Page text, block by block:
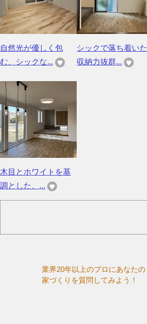
自然光が優しく包
む、シックな...
シックで落ち着いた
収納力抜群...
木目とホワイトを基
調とした、...
業界20年以上のプロにあなたの
家づくりを質問してみよう！